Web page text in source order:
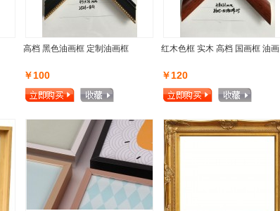
高档 黑色油画框 定制油画框
￥100
红木色框 实木 高档 国画框 油画
￥120